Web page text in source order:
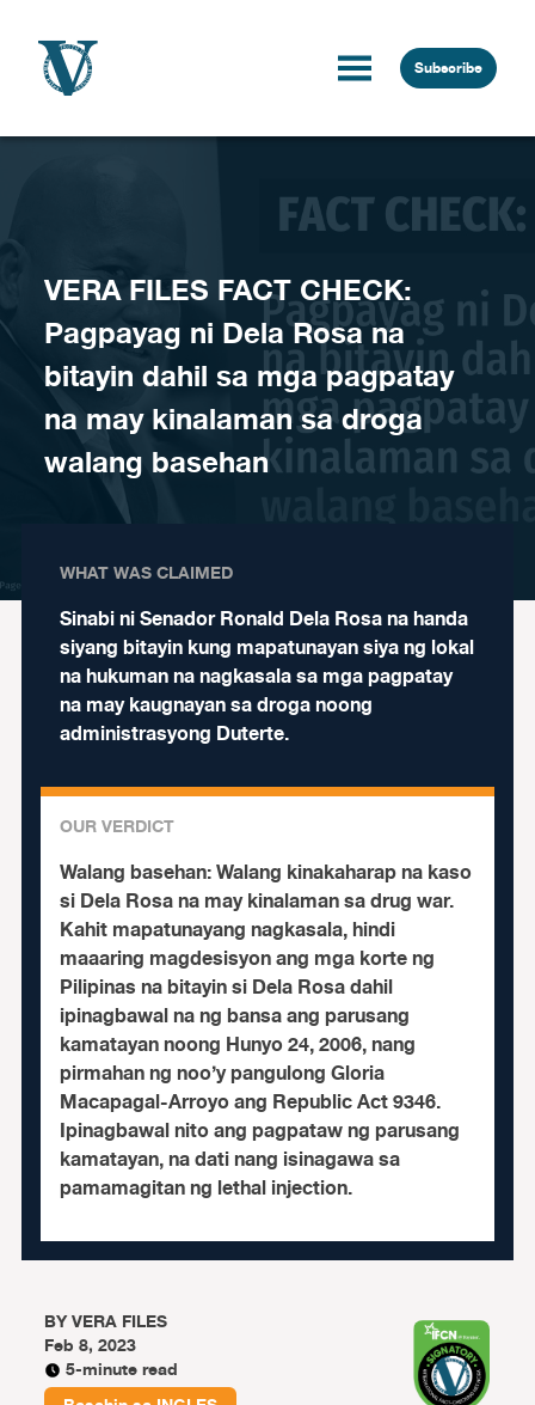
Subscribe
VERA FILES FACT CHECK:
Pagpayag ni Dela Rosa na
bitayin dahil sa mga pagpatay
na may kinalaman sa droga
walang basehan
WHAT WAS CLAIMED
Sinabi ni Senador Ronald Dela Rosa na handa
siyang bitayin kung mapatunayan siya ng lokal
na hukuman na nagkasala sa mga pagpatay
na may kaugnayan sa droga noong
administrasyong Duterte.
OUR VERDICT
Walang basehan:Walang kinakaharap na kaso
si Dela Rosa na may kinalaman sa drug war.
Kahit mapatunayang nagkasala, hindi
maaaring magdesisyon ang mga korte ng
Pilipinas na bitayin si Dela Rosa dahil
ipinagbawal na ng bansa ang parusang
kamatayan noong Hunyo 24, 2006, nang
pirmahan ng noo’y pangulong Gloria
Macapagal-Arroyo ang Republic Act 9346.
Ipinagbawal nito ang pagpataw ng parusang
kamatayan, na dati nang isinagawa sa
pamamagitan ng lethal injection.
BYVERA FILES
Feb 8, 2023
5-minute read